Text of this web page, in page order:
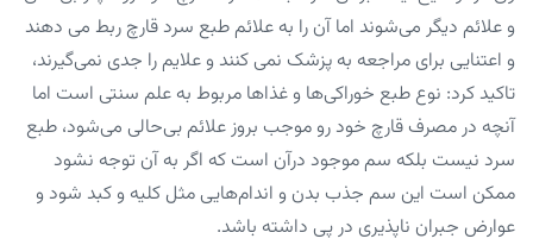
و علائم دیگر می‌شوند اما آن را به علائم طبع سرد قارچ ربط می دهند
و اعتنایی برای مراجعه به پزشک نمی کنند و علایم را جدی نمی‌گیرند،
تاکید کرد: نوع طبع خوراکی‌ها و غذاها مربوط به علم سنتی است اما
آنچه در مصرف قارچ خود رو موجب بروز علائم بی‌حالی می‌شود، طبع
سرد نیست بلکه سم موجود درآن است که اگر به آن توجه نشود
ممکن است این سم جذب بدن و اندام‌هایی مثل کلیه و کبد شود و
عوارض جبران ناپذیری در پی داشته باشد.